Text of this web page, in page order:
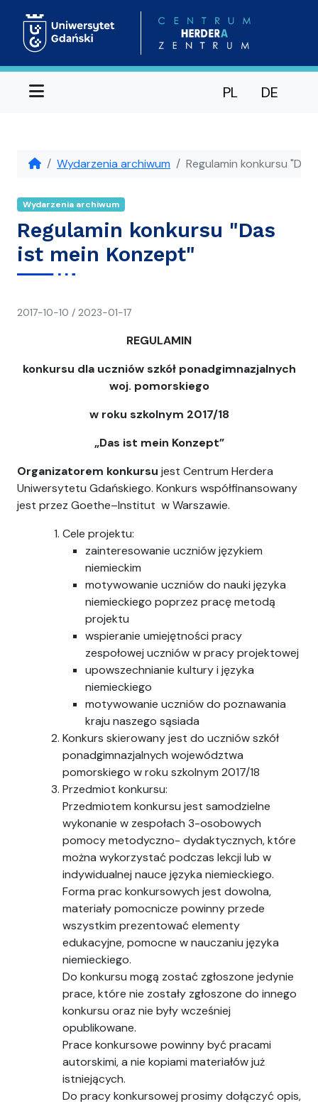
Menu PL DE
Wydarzenia archiwum Regulamin konkursu
Wydarzenia archiwum
Regulamin konkursu "Das
ist mein Konzept"
2017-10-10 / 2023-01-17
REGULAMIN
konkursu dla uczniów szkół ponadgimnazjalnych
woj. pomorskiego
w roku szkolnym 2017/18
„Das ist mein Konzept”
Organizatorem konkursu jest Centrum Herdera
Uniwersytetu Gdańskiego. Konkurs współfinansowany
jest przez Goethe–Institut w Warszawie.
Cele projektu:
zainteresowanie uczniów językiem
niemieckim
motywowanie uczniów do nauki języka
niemieckiego poprzez pracę metodą
projektu
wspieranie umiejętności pracy
zespołowej uczniów w pracy projektowej
upowszechnianie kultury i języka
niemieckiego
motywowanie uczniów do poznawania
kraju naszego sąsiada
Konkurs skierowany jest do uczniów szkół
ponadgimnazjalnych województwa
pomorskiego w roku szkolnym 2017/18
Przedmiot konkursu:
Przedmiotem konkursu jest samodzielne
wykonanie w zespołach 3-osobowych
pomocy metodyczno- dydaktycznych, które
można wykorzystać podczas lekcji lub w
indywidualnej nauce języka niemieckiego.
Forma prac konkursowych jest dowolna,
materiały pomocnicze powinny przede
wszystkim prezentować elementy
edukacyjne, pomocne w nauczaniu języka
niemieckiego.
Do konkursu mogą zostać zgłoszone jedynie
prace, które nie zostały zgłoszone do innego
konkursu oraz nie były wcześniej
opublikowane.
Prace konkursowe powinny być pracami
autorskimi, a nie kopiami materiałów już
istniejących.
Do pracy konkursowej prosimy dołączyć opis,